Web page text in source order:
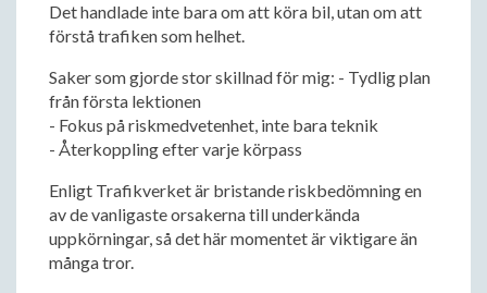
Det handlade inte bara om att köra bil, utan om att
förstå trafiken som helhet.
Saker som gjorde stor skillnad för mig: - Tydlig plan
från första lektionen
- Fokus på riskmedvetenhet, inte bara teknik
- Återkoppling efter varje körpass
Enligt Trafikverket är bristande riskbedömning en
av de vanligaste orsakerna till underkända
uppkörningar, så det här momentet är viktigare än
många tror.